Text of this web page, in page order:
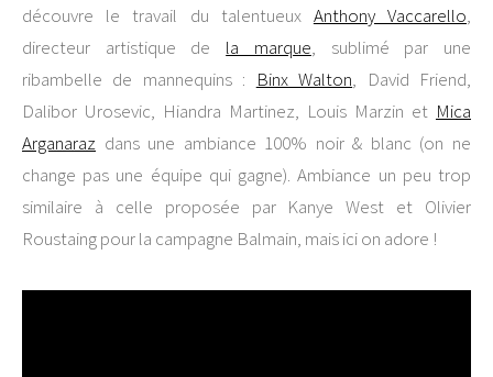
découvre le travail du talentueux Anthony Vaccarello,
directeur artistique de la marque, sublimé par une
ribambelle de mannequins : Binx Walton, David Friend,
Dalibor Urosevic, Hiandra Martinez, Louis Marzin et Mica
Arganaraz dans une ambiance 100% noir & blanc (on ne
change pas une équipe qui gagne). Ambiance un peu trop
similaire à celle proposée par Kanye West et Olivier
Roustaing pour la campagne Balmain, mais ici on adore !